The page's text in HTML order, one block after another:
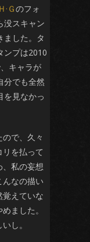
·Ｇのフォ
没スキャン
ました。タ
ンプは2010
キャラが
分でも全然
を見なかっ
で、久々
を払って
私の妄想
なの描い
えていな
ました。
し。